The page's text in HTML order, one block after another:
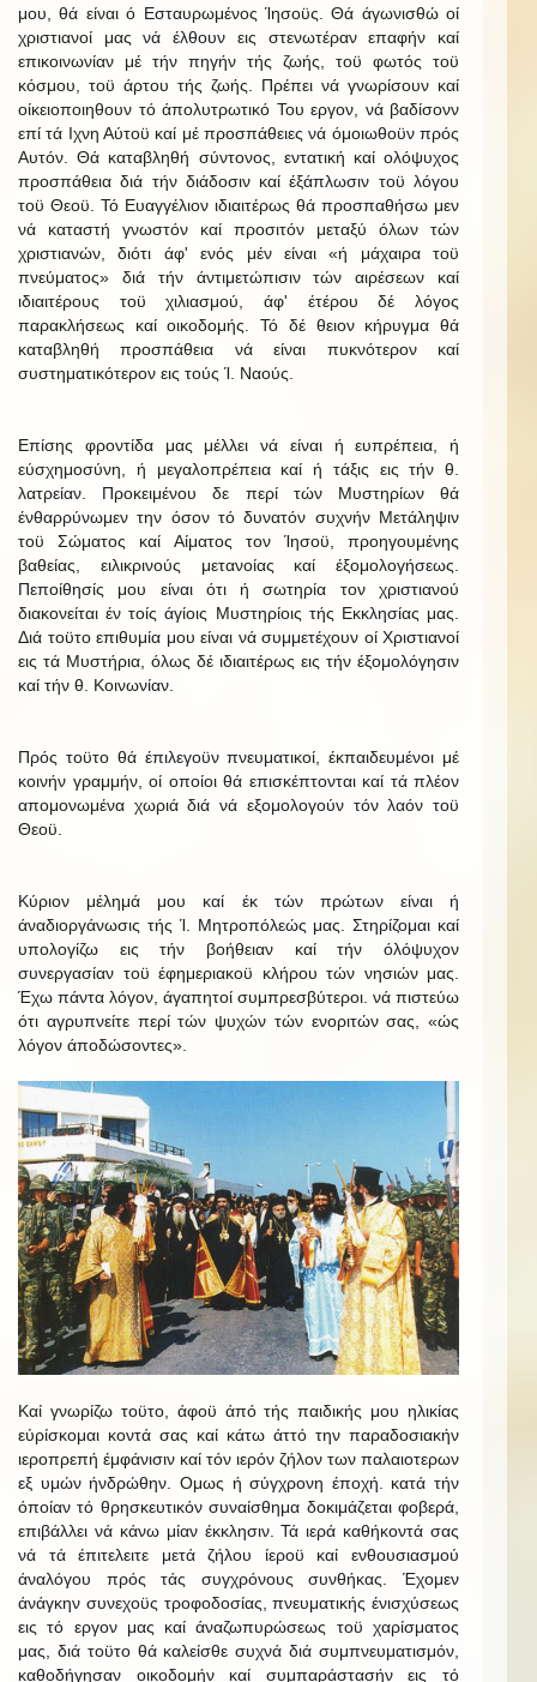
μου, θά είναι ό Εσταυρωμένος Ίησοϋς. Θά άγωνισθώ οί
χριστιανοί μας νά έλθουν εις στενωτέραν επαφήν καί
επικοινωνίαν μέ τήν πηγήν τής ζωής, τοϋ φωτός τοϋ
κόσμου, τοϋ άρτου τής ζωής. Πρέπει νά γνωρίσουν καί
οίκειοποιηθουν τό άπολυτρωτικό Του εργον, νά βαδίσονν
επί τά Ιχνη Αύτοϋ καί μέ προσπάθειες νά όμοιωθοϋν πρός
Αυτόν. Θά καταβληθή σύντονος, εντατική καί ολόψυχος
προσπάθεια διά τήν διάδοσιν καί έξάπλωσιν τοϋ λόγου
τοϋ Θεοϋ. Τό Ευαγγέλιον ιδιαιτέρως θά προσπαθήσω μεν
νά καταστή γνωστόν καί προσιτόν μεταξύ όλων τών
χριστιανών, διότι άφ' ενός μέν είναι «ή μάχαιρα τοϋ
πνεύματος» διά τήν άντιμετώπισιν τών αιρέσεων καί
ιδιαιτέρους τοϋ χιλιασμού, άφ' έτέρου δέ λόγος
παρακλήσεως καί οικοδομής. Τό δέ θειον κήρυγμα θά
καταβληθή προσπάθεια νά είναι πυκνότερον καί
συστηματικότερον εις τούς Ί. Ναούς.
Επίσης φροντίδα μας μέλλει νά είναι ή ευπρέπεια, ή
εύσχημοσύνη, ή μεγαλοπρέπεια καί ή τάξις εις τήν θ.
λατρείαν. Προκειμένου δε περί τών Μυστηρίων θά
ένθαρρύνωμεν την όσον τό δυνατόν συχνήν Μετάληψιν
τοϋ Σώματος καί Αίματος τον Ίησοϋ, προηγουμένης
βαθείας, ειλικρινούς μετανοίας καί έξομολογήσεως.
Πεποίθησίς μου είναι ότι ή σωτηρία τον χριστιανού
διακονείται έν τοίς άγίοις Μυστηρίοις τής Εκκλησίας μας.
Διά τοϋτο επιθυμία μου είναι νά συμμετέχουν οί Χριστιανοί
εις τά Μυστήρια, όλως δέ ιδιαιτέρως εις τήν έξομολόγησιν
καί τήν θ. Κοινωνίαν.
Πρός τοϋτο θά έπιλεγοϋν πνευματικοί, έκπαιδευμένοι μέ
κοινήν γραμμήν, οί οποίοι θά επισκέπτονται καί τά πλέον
απομονωμένα χωριά διά νά εξομολογούν τόν λαόν τοϋ
Θεοϋ.
Κύριον μέλημά μου καί έκ τών πρώτων είναι ή
άναδιοργάνωσις τής Ί. Μητροπόλεώς μας. Στηρίζομαι καί
υπολογίζω εις τήν βοήθειαν καί τήν όλόψυχον
συνεργασίαν τοϋ έφημεριακοϋ κλήρου τών νησιών μας.
Έχω πάντα λόγον, άγαπητοί συμπρεσβύτεροι. νά πιστεύω
ότι αγρυπνείτε περί τών ψυχών τών ενοριτών σας, «ώς
λόγον άποδώσοντες».
Καί γνωρίζω τοϋτο, άφοϋ άπό τής παιδικής μου ηλικίας
εύρίσκομαι κοντά σας καί κάτω άττό την παραδοσιακήν
ιεροπρεπή έμφάνισιν καί τόν ιερόν ζήλον των παλαιοτερων
εξ υμών ήνδρώθην. Ομως ή σύγχρονη έποχή. κατά τήν
όποίαν τό θρησκευτικόν συναίσθημα δοκιμάζεται φοβερά,
επιβάλλει νά κάνω μίαν έκκλησιν. Τά ιερά καθήκοντά σας
νά τά έπιτελειτε μετά ζήλου ίεροϋ καί ενθουσιασμού
άναλόγου πρός τάς συγχρόνους συνθήκας. Έχομεν
άνάγκην συνεχοϋς τροφοδοσίας, πνευματικής ένισχύσεως
εις τό εργον μας καί άναζωπυρώσεως τοϋ χαρίσματος
μας, διά τοϋτο θά καλείσθε συχνά διά συμπνευματισμόν,
καθοδήγησαν οικοδομήν καί συμπαράστασήν εις τό